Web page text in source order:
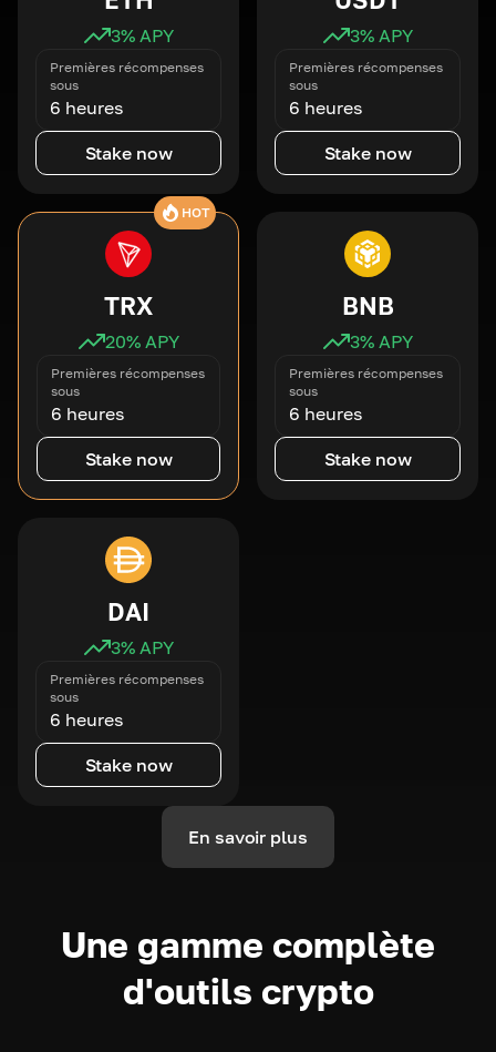
3% APY
Premières récompenses
sous
6 heures
Stake now
3% APY
Premières récompenses
sous
6 heures
Stake now
HOT
TRX
20% APY
Premières récompenses
sous
6 heures
Stake now
BNB
3% APY
Premières récompenses
sous
6 heures
Stake now
DAI
3% APY
Premières récompenses
sous
6 heures
Stake now
En savoir plus
Une gamme complète
d'outils crypto